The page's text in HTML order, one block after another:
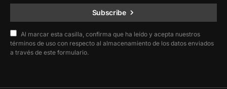
Subscribe
Al marcar esta casilla, confirma que ha leído y acepta nuestros
términos de uso con respecto al almacenamiento de los datos enviados
a través de este formulario.